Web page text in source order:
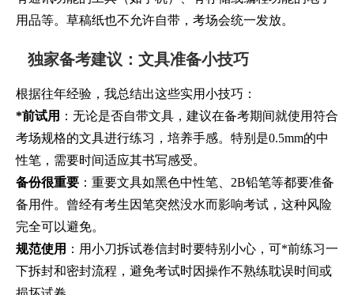
用品等。草稿纸也不允许自带，考场会统一发放。
独家备考建议：文具准备小技巧
根据往年经验，我总结出这些实用小技巧：
*前试用 ：无论是否自带文具，建议在备考期间就使用符合
考场规格的文具进行练习，培养手感。特别是0.5mm的中
性笔，需要时间适应其书写感受。
备份很重要 ：重要文具如黑色中性笔、2B铅笔等都要准备
备用件。曾经有考生因笔突然没水而影响考试，这种风险
完全可以避免。
规范使用 ：用小刀拆试卷信封时要特别小心，可*前练习一
下拆封和密封流程，避免考试时因操作不熟练耽误时间或